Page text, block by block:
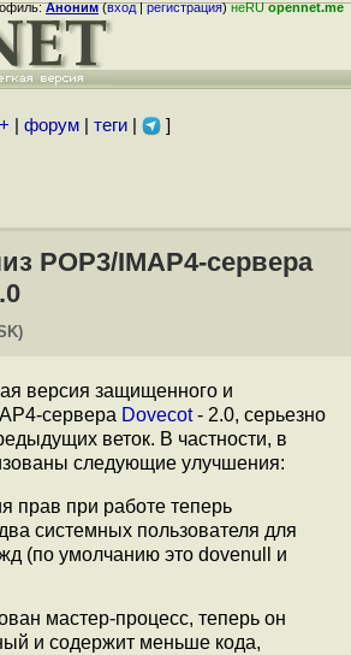
Аноним(вход|регистрация)неRUopennet.me
форум| теги| ]
POP3/IMAP4-сервера
версия защищенного и
сервера Dovecot- 2.0, серьезно
веток. В частности, в
следующие улучшения:
прав при работе теперь
системных пользователя для
(по умолчанию это dovenull и
мастер-процесс, теперь он
и содержит меньше кода,